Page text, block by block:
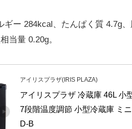
ー 284kcal、たんぱく質 4.7g、
当量 0.20g。
アイリスプラザ(IRIS PLAZA)
アイリスプラザ 冷蔵庫 46L 小
7段階温度調節 小型冷蔵庫 ミ
D-B